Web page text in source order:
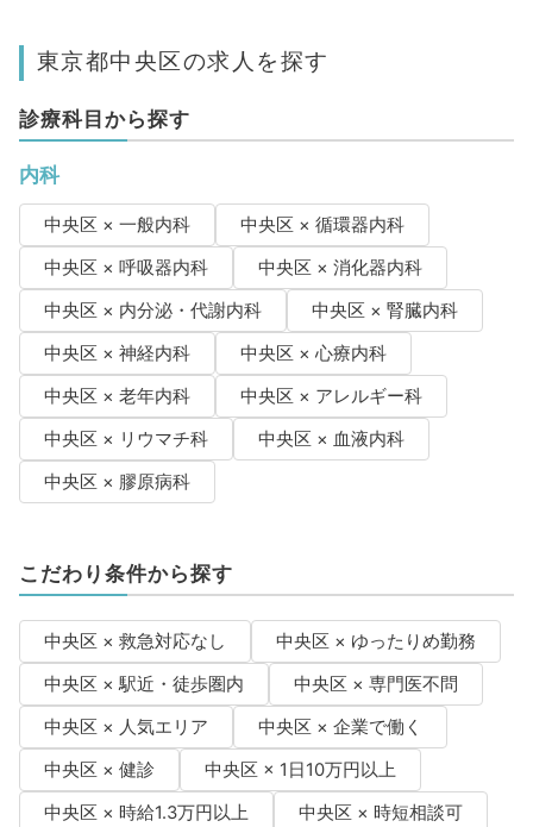
東京都中央区の求人を探す
診療科目から探す
内科
中央区 × 一般内科
中央区 × 循環器内科
中央区 × 呼吸器内科
中央区 × 消化器内科
中央区 × 内分泌・代謝内科
中央区 × 腎臓内科
中央区 × 神経内科
中央区 × 心療内科
中央区 × 老年内科
中央区 × アレルギー科
中央区 × リウマチ科
中央区 × 血液内科
中央区 × 膠原病科
こだわり条件から探す
中央区 × 救急対応なし
中央区 × ゆったりめ勤務
中央区 × 駅近・徒歩圏内
中央区 × 専門医不問
中央区 × 人気エリア
中央区 × 企業で働く
中央区 × 健診
中央区 × 1日10万円以上
中央区 × 時給1.3万円以上
中央区 × 時短相談可